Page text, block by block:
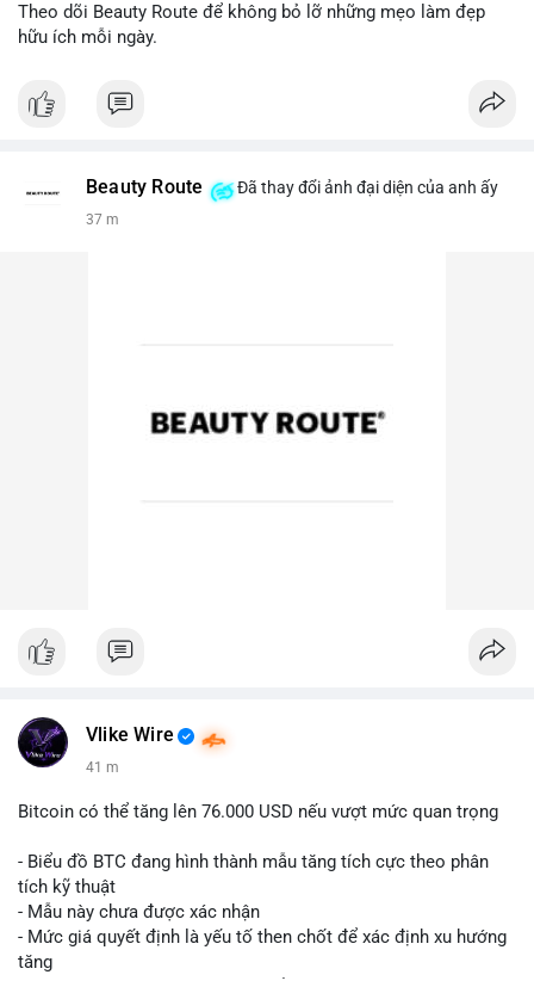
Theo dõi Beauty Route để không bỏ lỡ những mẹo làm đẹp
hữu ích mỗi ngày.
Beauty Route Đã thay đổi ảnh đại diện của anh ấy
38 m
Vlike Wire
41 m
Bitcoin có thể tăng lên 76.000 USD nếu vượt mức quan trọng
- Biểu đồ BTC đang hình thành mẫu tăng tích cực theo phân
tích kỹ thuật
- Mẫu này chưa được xác nhận
- Mức giá quyết định là yếu tố then chốt để xác định xu hướng
tăng